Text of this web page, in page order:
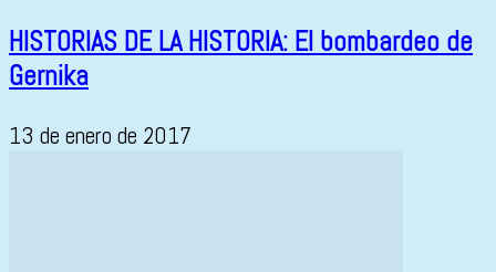
HISTORIAS DE LA HISTORIA: El bombardeo de
Gernika
13 de enero de 2017